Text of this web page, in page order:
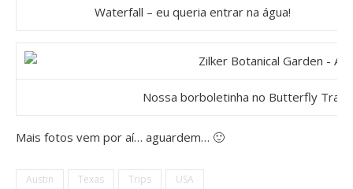
Waterfall – eu queria entrar na água!
Nossa borboletinha no Butterfly Trail
Mais fotos vem por aí… aguardem… 🙂
Austin Texas Trips USA